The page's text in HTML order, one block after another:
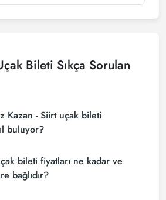
Bileti Sıkça Sorulan
Kazan - Siirt uçak bileti
buluyor?
operatörleri, büyük rezervasyon
ve yüzlerce havayolu
Tezfly sitesinde yapacağın tek
bileti fiyatları ne kadar ve
bağlıdır?